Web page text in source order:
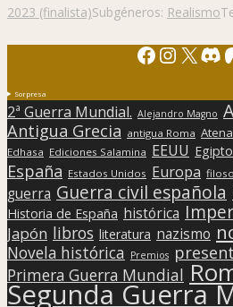
2023 (finalista)Subgéneros: Realismo
Facebook
X
Sorpresa
2ª Guerra Mundial. Alejandro Magno
Antigua Grecia antigua Roma
Edhasa Ediciones Salamina EEUU Egipto
España Estados Unidos Europa
guerra Guerra civil española
Historia de España histórica
Japón libros literatura nazismo
Novela histórica Premios
Primera Guerra Mundial
Segunda Guerra